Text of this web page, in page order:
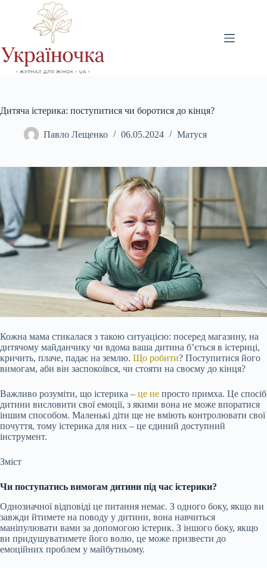
Дитяча істерика: поступитися чи боротися до кінця?
Павло Лещенко 06.05.2024 Матуся
Кожна мама стикалася з такою ситуацією: посеред магазину, на
дитячому майданчику чи вдома ваша дитина б’ється в істериці,
кричить, плаче, падає на землю. Що робити? Поступитися його
вимогам, аби він заспокоївся, чи стояти на своєму до кінця?
Важливо розуміти, що істерика – це не просто примха. Це спосіб
дитини висловити свої емоції, з якими вона не може впоратися
іншим способом. Маленькі діти ще не вміють контролювати свої
почуття, тому істерика для них – це єдиний доступний
інструмент.
Зміст
Чи поступатись вимогам дитини під час істерики?
Однозначної відповіді це питання немає. З одного боку, якщо ви
завжди йтимете на поводу у дитини, вона навчиться
маніпулювати вами за допомогою істерик. З іншого боку, якщо
ви придушуватимете його волю, це може призвести до
емоційних проблем у майбутньому.